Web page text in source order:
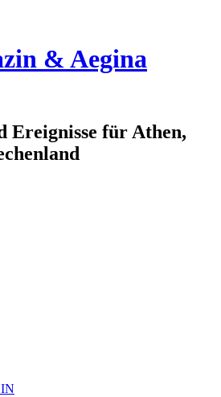
& Aegina
Ereignisse für Athen,